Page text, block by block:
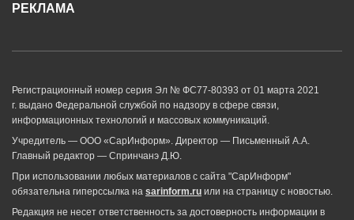
РЕКЛАМА
Регистрационный номер серия Эл № ФС77-80393 от 01 марта 2021
г. выдано Федеральной службой по надзору в сфере связи,
информационных технологий и массовых коммуникаций.
Учредитель — ООО «СарИнформ». Директор — Письменный А.А.
Главный редактор — Спринчанэ Д.Ю.
При использовании любых материалов с сайта "СарИнформ"
обязательна гиперссылка на sarinform.ru или на страницу с новостью.
Редакция не несет ответственность за достоверность информации в